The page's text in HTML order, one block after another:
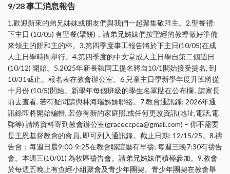
9/28 事工消息報告
1.歡迎新來的弟兄姊妹或朋友們與我們一起聚集敬拜主。2.聖餐禮:
下主日 (10/05) 有聖餐(擘餅)，請弟兄姊妹們按聖經的教導做好準備
來領主的餅和主的杯。3.第四季度事工報告將於下主日(10/05)在成
人主日學時間舉行。4.第四季度的中文堂成人主日學自第二個週日
(10/12) 開始。5.2025年新長執同工提名將自10/1開始接受提名, 到
10/31截止。報名表在教會辦公室。6.兒童主日學新學年度升班將從
十月份 (10/5)開始。新學年每個班級的學生名單貼在公布欄 , 請家長
前去查看, 若有疑問請與林海瑞姊妹聯絡。7.教會通訊錄: 2026年通
訊錄即將開始編輯, 若你有新的家庭照,或任何更改資訊(地址,電話,電
郵等) 請將資料寄到教會辦公室(graceccpca@gmail.com) – 你不需要
是主恩基督教會的會員, 即可列入通訊錄。截止日期: 12/15/25。8.禱
告會：每週日晨9:00-9:25在教會聯誼廳有早禱; 每週三晚7:30有禱告
會。本週三(10/01) 為牧區禱告會。請弟兄姊妹們積極參加。9.教會
於每週五晚上有查經小組聚會及青少年團契。青少年團契在教會舉